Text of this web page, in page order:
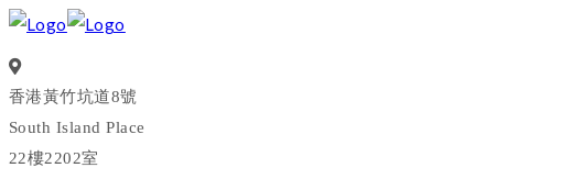
香港黃竹坑道8號
South Island Place
22樓2202室